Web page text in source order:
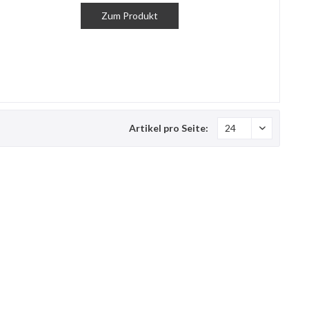
Zum Produkt
Artikel pro Seite: